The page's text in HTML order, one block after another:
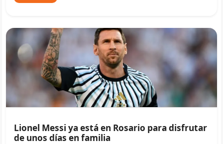
Lionel Messi ya está en Rosario para disfrutar
de unos días en familia